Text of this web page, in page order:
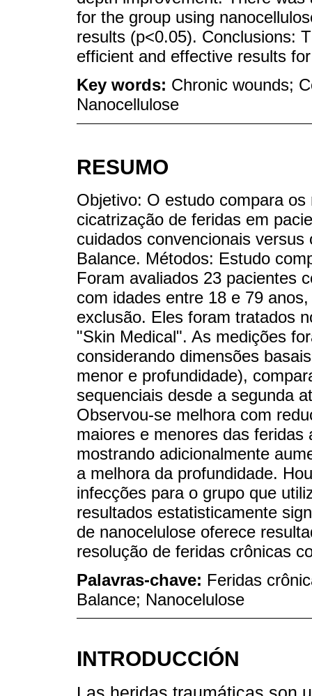
for the group using
results (p<0.05). Conclusions:
efficient and effective results
Key words: Chronic wounds;
Nanocellulose
RESUMO
Objetivo: O estudo compara
cicatrização de feridas em
cuidados convencionais
Balance. Métodos: Estudo
Foram avaliados 23 pacientes
com idades entre 18 e 79
exclusão. Eles foram tratados
"Skin Medical". As medições
considerando dimensões
menor e profundidade),
sequenciais desde a segunda
Observou-se melhora com
maiores e menores das
mostrando adicionalmente
a melhora da profundidade.
infecções para o grupo que
resultados estatisticamente
de nanocelulose oferece
resolução de feridas crônicas
Palavras-chave: Feridas
Balance; Nanocelulose
INTRODUCCIÓN